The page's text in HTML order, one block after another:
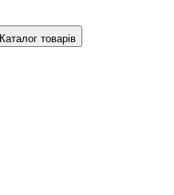
Каталог товарів